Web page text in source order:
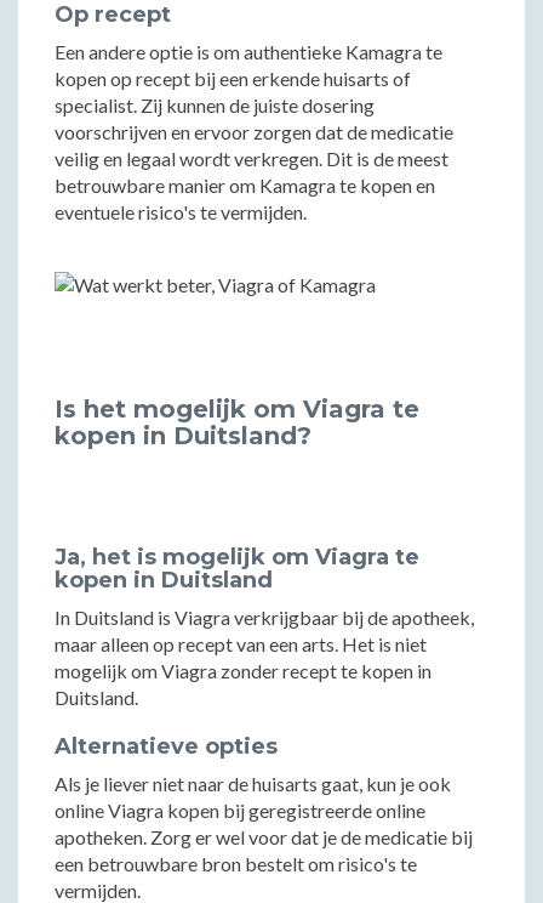
Op recept
Een andere optie is om authentieke Kamagra te
kopen op recept bij een erkende huisarts of
specialist. Zij kunnen de juiste dosering
voorschrijven en ervoor zorgen dat de medicatie
veilig en legaal wordt verkregen. Dit is de meest
betrouwbare manier om Kamagra te kopen en
eventuele risico's te vermijden.
Is het mogelijk om Viagra te
kopen in Duitsland?
Ja, het is mogelijk om Viagra te
kopen in Duitsland
In Duitsland is Viagra verkrijgbaar bij de apotheek,
maar alleen op recept van een arts. Het is niet
mogelijk om Viagra zonder recept te kopen in
Duitsland.
Alternatieve opties
Als je liever niet naar de huisarts gaat, kun je ook
online Viagra kopen bij geregistreerde online
apotheken. Zorg er wel voor dat je de medicatie bij
een betrouwbare bron bestelt om risico's te
vermijden.